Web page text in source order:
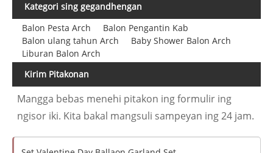
Kategori sing gegandhengan
Balon Pesta Arch
Balon Pengantin Kab
Balon ulang tahun Arch
Baby Shower Balon Arch
Liburan Balon Arch
Kirim Pitakonan
Mangga bebas menehi pitakon ing formulir ing
ngisor iki. Kita bakal mangsuli sampeyan ing 24 jam.